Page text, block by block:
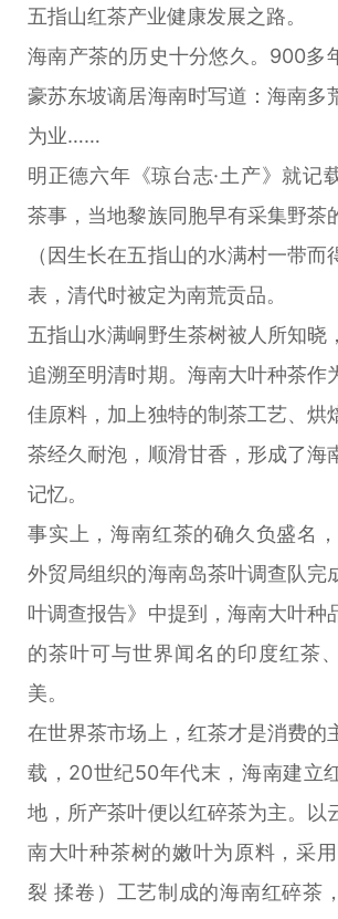
五指山红茶产业健康发展之路。
海南产茶的历史十分悠久。900多
豪苏东坡谪居海南时写道：海南多
为业……
明正德六年《琼台志·土产》就记
茶事，当地黎族同胞早有采集野茶
（因生长在五指山的水满村一带而
表，清代时被定为南荒贡品。
五指山水满峒野生茶树被人所知晓
追溯至明清时期。海南大叶种茶作
佳原料，加上独特的制茶工艺、烘
茶经久耐泡，顺滑甘香，形成了海
记忆。
事实上，海南红茶的确久负盛名
外贸局组织的海南岛茶叶调查队完
叶调查报告》中提到，海南大叶种
的茶叶可与世界闻名的印度红茶
美。
在世界茶市场上，红茶才是消费的
载，20世纪50年代末，海南建立
地，所产茶叶便以红碎茶为主。以
南大叶种茶树的嫩叶为原料，采
裂 揉卷）工艺制成的海南红碎茶